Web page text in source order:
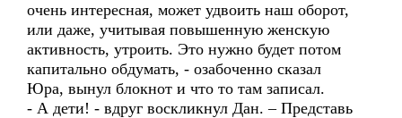
очень интересная, может удвоить наш оборот,
или даже, учитывая повышенную женскую
активность, утроить. Это нужно будет потом
капитально обдумать, - озабоченно сказал
Юра, вынул блокнот и что то там записал.
- А дети! - вдруг воскликнул Дан. – Представь